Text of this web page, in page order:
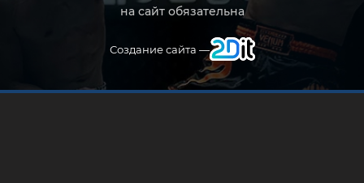
на сайт обязательна
Создание сайта —